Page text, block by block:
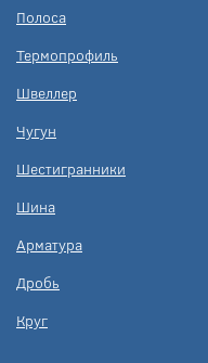
Полоса
Термопрофиль
Швеллер
Чугун
Шестигранники
Шина
Арматура
Дробь
Круг